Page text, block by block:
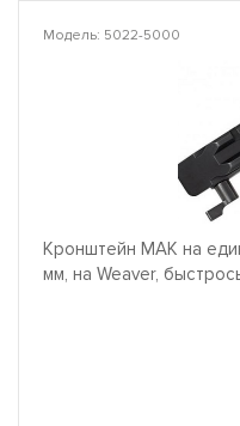
Модель: 5022-5000
Кронштейн MAK на
мм, на Weaver,